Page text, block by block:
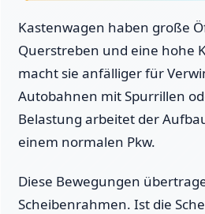
Kastenwagen haben große
Querstreben und eine hohe
macht sie anfälliger für
Autobahnen mit Spurrillen
Belastung arbeitet der
einem normalen Pkw.
Diese Bewegungen
Scheibenrahmen. Ist die